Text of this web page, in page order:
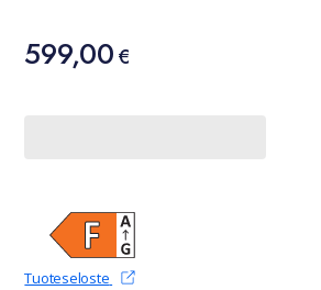
Hinta
599,00 €
599,00€
Tuoteseloste(avautuu uudessa välilehdessä)